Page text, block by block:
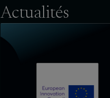
Actualités